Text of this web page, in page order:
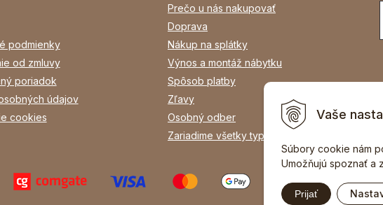
Vaše
Súbory cookie nám
Umožňujú spoznať a
Prijať
podmienky
od zmluvy
poriadok
údajov
cookies
Prečo u nás nakupovať
Doprava
Nákup na splátky
Výnos a montáž nábytku
Spôsob platby
Zľavy
Osobný odber
Zariadime všetky typy interiérov